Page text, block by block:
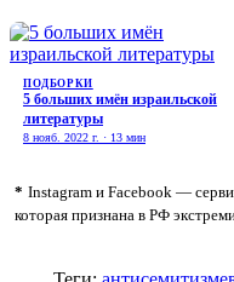
ПОДБОРКИ
5 больших имён израильской
литературы
8 нояб. 2022 г. · 13 мин
* Instagram и Facebook —
которая признана в РФ